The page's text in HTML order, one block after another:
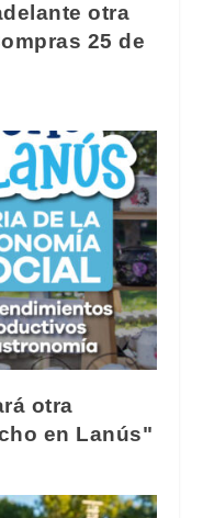
otra
25 de
otra
en Lanús"